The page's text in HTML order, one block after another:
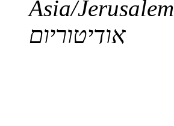
Asia/Jerusalem
אודיטוריום